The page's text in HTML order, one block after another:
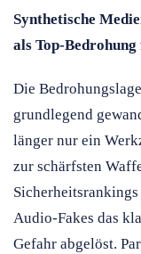
Synthetische
als Top-
Die
grundlegend
länger nur ein
zur schärfsten
Audio-Fakes das
Gefahr abgelöst.